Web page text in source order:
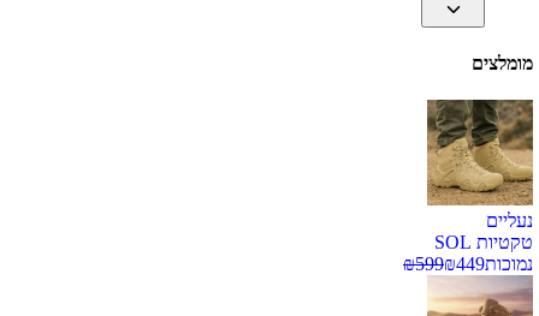
מומלצים
נעליים
טקטיות SOL
נמוכות
₪449
₪599